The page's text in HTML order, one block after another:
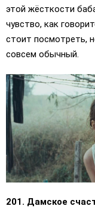
этой жёсткости
чувство, как
стоит посмотреть,
совсем обычный.
201. Дамское